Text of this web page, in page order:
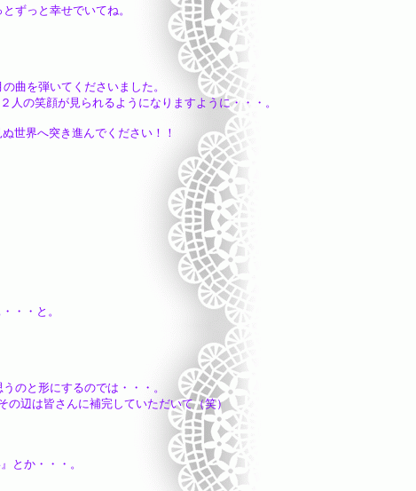
ずっと幸せでいてね。
曲を弾いてくださいました。
られるようになりますように・・・。
世界へ突き進んでください！！
・・と。
と形にするのでは・・・。
補完していただいて（笑）
とか・・・。